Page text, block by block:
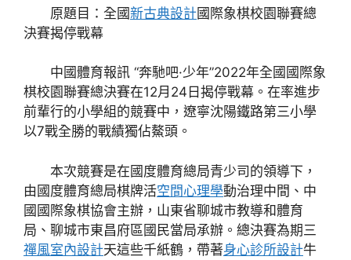
原題目：全國新古典設計國際象棋校園聯賽總
決賽揭停戰幕
中國體育報訊 “奔馳吧·少年”2022年全國國際象
棋校園聯賽總決賽在12月24日揭停戰幕。在率進步
前輩行的小學組的競賽中，遼寧沈陽鐵路第三小學
以7戰全勝的戰績獨佔鰲頭。
本次競賽是在國度體育總局青少司的領導下，
由國度體育總局棋牌活空間心理學動治理中間、中
國國際象棋協會主辦，山東省聊城市教導和體育
局、聊城市東昌府區國民當局承辦。總決賽為期三
禪風室內設計天這些千紙鶴，帶著身心診所設計牛